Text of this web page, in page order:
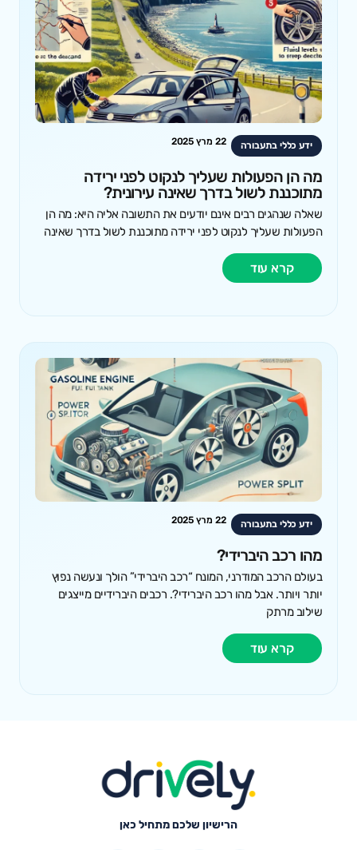
ידע כללי בתעבורה 22 מרץ 2025
מה הן הפעולות שעליך לנקוט לפני ירידה
מתוכננת לשול בדרך שאינה עירונית?
שאלה שנהגים רבים אינם יודעים את התשובה אליה היא: מה הן
הפעולות שעליך לנקוט לפני ירידה מתוכננת לשול בדרך שאינה
קרא עוד
ידע כללי בתעבורה 22 מרץ 2025
מהו רכב היברידי?
בעולם הרכב המודרני, המונח “רכב היברידי” הולך ונעשה נפוץ
יותר ויותר. אבל מהו רכב היברידי?. רכבים היברידיים מייצגים
שילוב מרתק
קרא עוד
הרישיון שלכם מתחיל כאן